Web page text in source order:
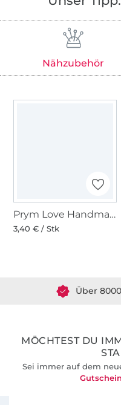
Nähzubehör
Prym Love Handmaß, türkis
3,40 € / Stk
Über
MÖCHTEST DU
Sei immer auf dem
Gutschein